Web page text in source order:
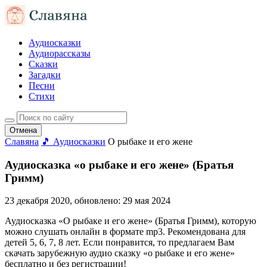
Аудиосказки
Аудиорассказы
Сказки
Загадки
Песни
Стихи
Отмена
Славяна 🎵 Аудиосказки О рыбаке и его жене
Аудиосказка «о рыбаке и его жене» (Братья
Гримм)
23 декабря 2020, обновлено: 29 мая 2024
Аудиосказка «О рыбаке и его жене» (Братья Гримм), которую
можно слушать онлайн в формате mp3. Рекомендована для
детей 5, 6, 7, 8 лет. Если понравится, то предлагаем Вам
скачать зарубежную аудио сказку «о рыбаке и его жене»
бесплатно и без регистрации!